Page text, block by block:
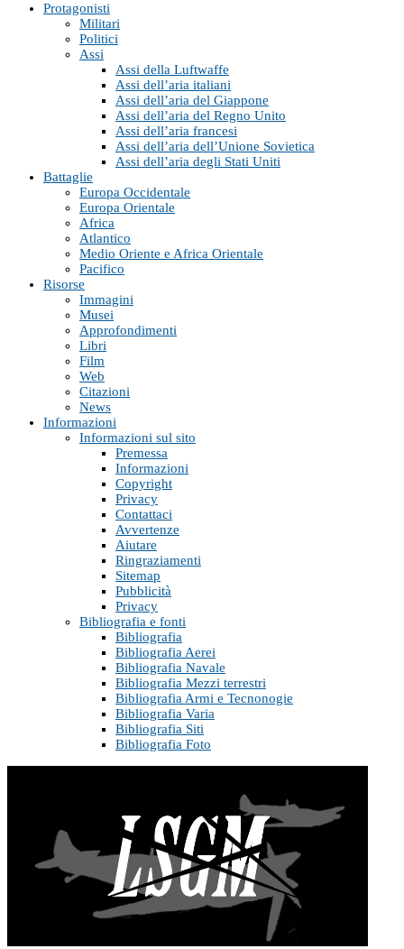
Protagonisti
Militari
Politici
Assi
Assi della Luftwaffe
Assi dell’aria italiani
Assi dell’aria del Giappone
Assi dell’aria del Regno Unito
Assi dell’aria francesi
Assi dell’aria dell’Unione Sovietica
Assi dell’aria degli Stati Uniti
Battaglie
Europa Occidentale
Europa Orientale
Africa
Atlantico
Medio Oriente e Africa Orientale
Pacifico
Risorse
Immagini
Musei
Approfondimenti
Libri
Film
Web
Citazioni
News
Informazioni
Informazioni sul sito
Premessa
Informazioni
Copyright
Privacy
Contattaci
Avvertenze
Aiutare
Ringraziamenti
Sitemap
Pubblicità
Privacy
Bibliografia e fonti
Bibliografia
Bibliografia Aerei
Bibliografia Navale
Bibliografia Mezzi terrestri
Bibliografia Armi e Tecnonogie
Bibliografia Varia
Bibliografia Siti
Bibliografia Foto